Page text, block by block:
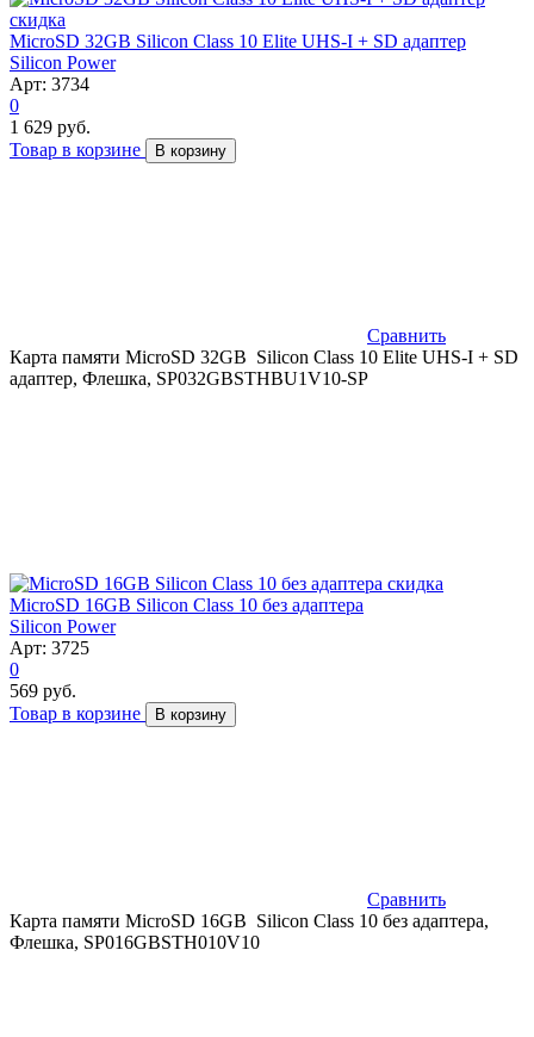
скидка
MicroSD 32GB Silicon Class 10 Elite UHS-I + SD адаптер
Silicon Power
Арт: 3734
0
1 629 руб.
Товар в корзине
В корзину
Сравнить
Карта памяти MicroSD 32GB Silicon Class 10 Elite UHS-I + SD
адаптер, Флешка, SP032GBSTHBU1V10-SP
скидка
MicroSD 16GB Silicon Class 10 без адаптера
Silicon Power
Арт: 3725
0
569 руб.
Товар в корзине
В корзину
Сравнить
Карта памяти MicroSD 16GB Silicon Class 10 без адаптера,
Флешка, SP016GBSTH010V10